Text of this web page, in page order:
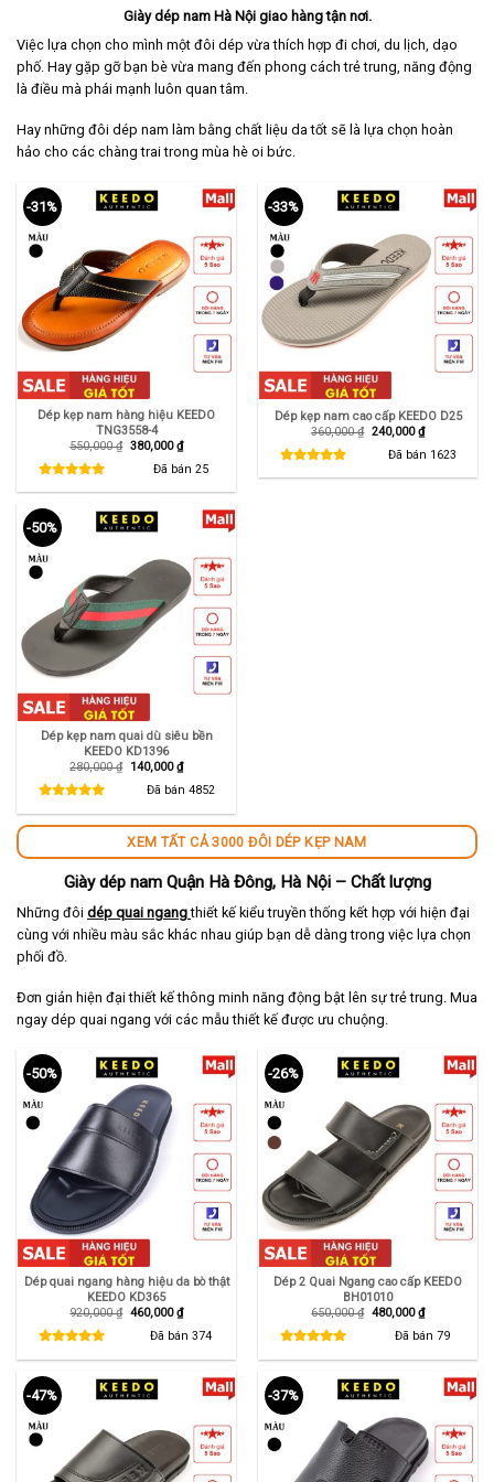
Giày dép nam Hà Nội giao hàng tận nơi.
Việc lựa chọn cho mình một đôi dép vừa thích hợp đi chơi, du lịch, dạo
phố. Hay gặp gỡ bạn bè vừa mang đến phong cách trẻ trung, năng động
là điều mà phái mạnh luôn quan tâm.
Hay những đôi dép nam làm bằng chất liệu da tốt sẽ là lựa chọn hoàn
hảo cho các chàng trai trong mùa hè oi bức.
-31%
Dép kẹp nam hàng hiệu KEEDO
TNG3558-4
550,000₫ Giá
550,000 ₫.
380,000₫Giá
hiện
tại
là:
380,000 ₫.
Đã bán 25
-33%
Dép kẹp nam cao cấp KEEDO D25
360,000₫ Giá
360,000 ₫.
240,000₫Giá
hiện
tại
là:
240,000 ₫.
Đã bán 1623
-50%
Dép kẹp nam quai dù siêu bền
KEEDO KD1396
280,000₫ Giá
140,000₫Giá
hiện
tại
Đã bán 4852
XEM TẤT CẢ 3000 ĐÔI DÉP KẸP NAM
Giày dép nam Quận Hà Đông, Hà Nội – Chất lượng
Những đôi dép quai ngang thiết kế kiểu truyền thống kết hợp với hiện đại
cùng với nhiều màu sắc khác nhau giúp bạn dễ dàng trong việc lựa chọn
phối đồ.
Đơn giản hiện đại thiết kế thông minh năng động bật lên sự trẻ trung. Mua
ngay dép quai ngang với các mẫu thiết kế được ưu chuộng.
-50%
Dép quai ngang hàng hiệu da bò thật
KEEDO KD365
920,000₫ Giá
460,000₫Giá
hiện
tại
Đã bán 374
-26%
Dép 2 Quai Ngang cao cấp KEEDO
BH01010
650,000₫ Giá
480,000₫Giá
hiện
tại
Đã bán 79
-47% -37%